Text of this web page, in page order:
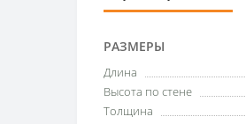
РАЗМЕРЫ
Длина
Высота по стене
Толщина